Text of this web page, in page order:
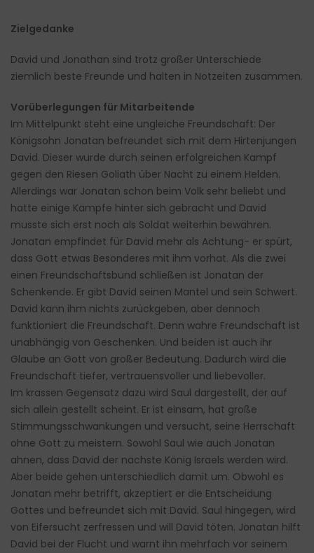
Zielgedanke
David und Jonathan sind trotz großer Unterschiede
ziemlich beste Freunde und halten in Notzeiten zusammen.
Vorüberlegungen für Mitarbeitende
Im Mittelpunkt steht eine ungleiche Freundschaft: Der
Königsohn Jonatan befreundet sich mit dem Hirtenjungen
David. Dieser wurde durch seinen erfolgreichen Kampf
gegen den Riesen Goliath über Nacht zu einem Helden.
Allerdings war Jonatan schon beim Volk sehr beliebt und
hatte einige Kämpfe hinter sich gebracht und David
musste sich erst noch als Soldat weiterhin bewähren.
Jonatan empfindet für David mehr als Achtung- er spürt,
dass Gott etwas Besonderes mit ihm vorhat. Als die zwei
einen Freundschaftsbund schließen ist Jonatan der
Schenkende. Er gibt David seinen Mantel und sein Schwert.
David kann ihm nichts zurückgeben, aber dennoch
funktioniert die Freundschaft. Denn wahre Freundschaft ist
unabhängig von Geschenken. Und beiden ist auch ihr
Glaube an Gott von großer Bedeutung. Dadurch wird die
Freundschaft tiefer, vertrauensvoller und liebevoller.
Im krassen Gegensatz dazu wird Saul dargestellt, der auf
sich allein gestellt scheint. Er ist einsam, hat große
Stimmungsschwankungen und versucht, seine Herrschaft
ohne Gott zu meistern. Sowohl Saul wie auch Jonatan
ahnen, dass David der nächste König Israels werden wird.
Aber beide gehen unterschiedlich damit um. Obwohl es
Jonatan mehr betrifft, akzeptiert er die Entscheidung
Gottes und befreundet sich mit David. Saul hingegen, wird
von Eifersucht zerfressen und will David töten. Jonatan hilft
David bei der Flucht und warnt ihn mehrfach vor seinem